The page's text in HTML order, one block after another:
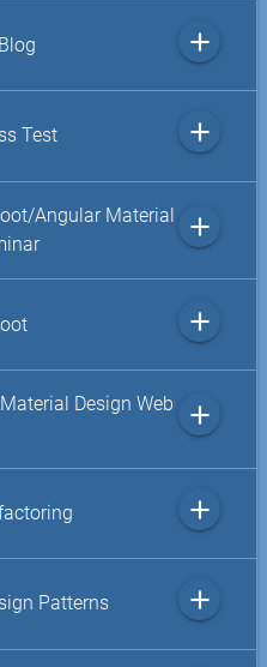
add
Test add
Angular Material
add
add
Design Web
add
add
Patterns add